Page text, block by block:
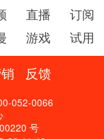
直播
订阅
游戏 试用
反馈
052-0066
号